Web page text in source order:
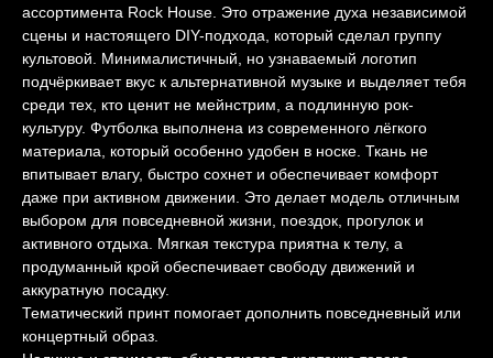
ассортимента Rock House. Это отражение духа независимой
сцены и настоящего DIY-подхода, который сделал группу
культовой. Минималистичный, но узнаваемый логотип
подчёркивает вкус к альтернативной музыке и выделяет тебя
среди тех, кто ценит не мейнстрим, а подлинную рок-
культуру. Футболка выполнена из современного лёгкого
материала, который особенно удобен в носке. Ткань не
впитывает влагу, быстро сохнет и обеспечивает комфорт
даже при активном движении. Это делает модель отличным
выбором для повседневной жизни, поездок, прогулок и
активного отдыха. Мягкая текстура приятна к телу, а
продуманный крой обеспечивает свободу движений и
аккуратную посадку.
Тематический принт помогает дополнить повседневный или
концертный образ.